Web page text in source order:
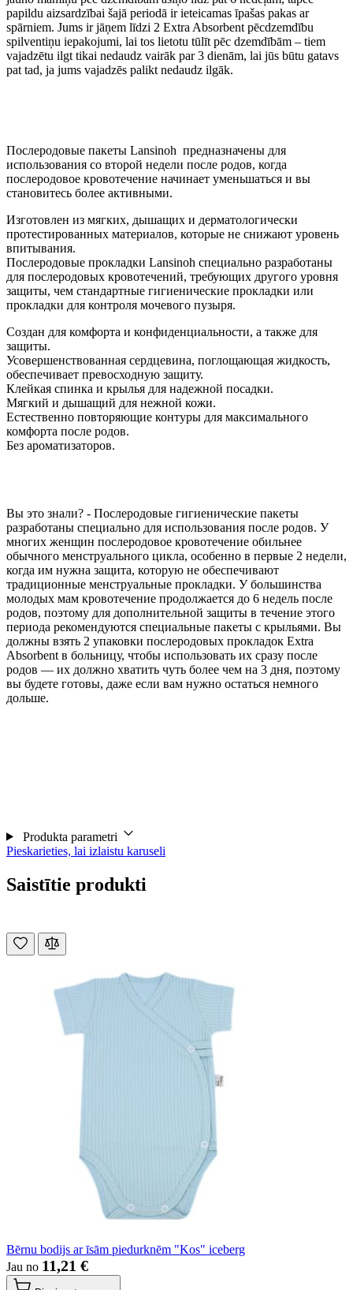
papildu aizsardzībai šajā periodā ir ieteicamas īpašas pakas ar
spārniem. Jums ir jāņem līdzi 2 Extra Absorbent pēcdzemdību
spilventiņu iepakojumi, lai tos lietotu tūlīt pēc dzemdībām – tiem
vajadzētu ilgt tikai nedaudz vairāk par 3 dienām, lai jūs būtu gatavs
pat tad, ja jums vajadzēs palikt nedaudz ilgāk.
Послеродовые пакеты Lansinoh предназначены для
использования со второй недели после родов, когда
послеродовое кровотечение начинает уменьшаться и вы
становитесь более активными.
Изготовлен из мягких, дышащих и дерматологически
протестированных материалов, которые не снижают уровень
впитывания.
Послеродовые прокладки Lansinoh специально разработаны
для послеродовых кровотечений, требующих другого уровня
защиты, чем стандартные гигиенические прокладки или
прокладки для контроля мочевого пузыря.
Создан для комфорта и конфиденциальности, а также для
защиты.
Усовершенствованная сердцевина, поглощающая жидкость,
обеспечивает превосходную защиту.
Клейкая спинка и крылья для надежной посадки.
Мягкий и дышащий для нежной кожи.
Естественно повторяющие контуры для максимального
комфорта после родов.
Без ароматизаторов.
Вы это знали? - Послеродовые гигиенические пакеты
разработаны специально для использования после родов. У
многих женщин послеродовое кровотечение обильнее
обычного менструального цикла, особенно в первые 2 недели,
когда им нужна защита, которую не обеспечивают
традиционные менструальные прокладки. У большинства
молодых мам кровотечение продолжается до 6 недель после
родов, поэтому для дополнительной защиты в течение этого
периода рекомендуются специальные пакеты с крыльями. Вы
должны взять 2 упаковки послеродовых прокладок Extra
Absorbent в больницу, чтобы использовать их сразу после
родов — их должно хватить чуть более чем на 3 дня, поэтому
вы будете готовы, даже если вам нужно остаться немного
дольше.
Produkta parametri
Pieskarieties, lai izlaistu karuseli
Saistītie produkti
Bērnu bodijs ar īsām piedurknēm "Kos" iceberg
Jau no 11,21 €